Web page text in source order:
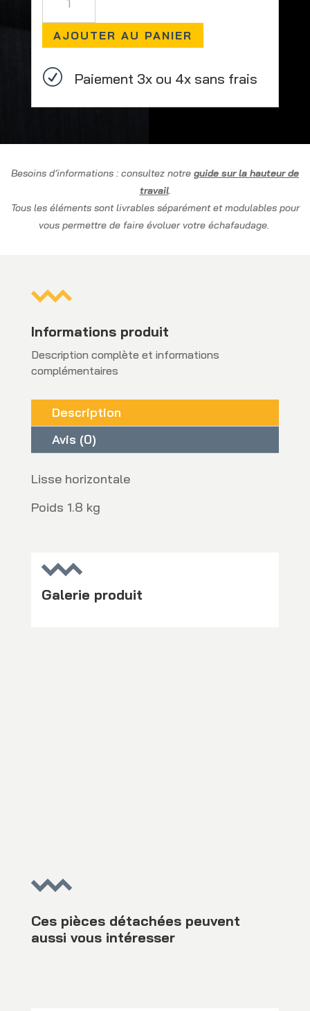
Lisse
horizontale
AJOUTER AU PANIER
R Paiement 3x ou 4x sans frais
Besoins d’informations : consultez notre guide sur la hauteur de
travail.
Tous les éléments sont livrables séparément et modulables pour
vous permettre de faire évoluer votre échafaudage.
Informations produit
Description complète et informations
complémentaires
Description
Avis (0)
Lisse horizontale
Poids 1.8 kg
Galerie produit
Ces pièces détachées peuvent
aussi vous intéresser